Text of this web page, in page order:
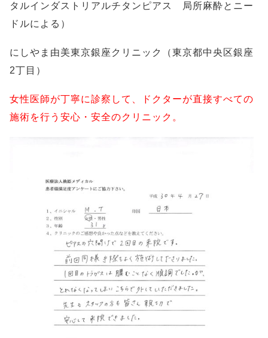
タルインダストリアルチタンピアス 局所麻酔とニー
ドルによる）
にしやま由美東京銀座クリニック（東京都中央区銀座
2丁目）
女性医師が丁寧に診察して、ドクターが直接すべての
施術を行う安心・安全のクリニック。